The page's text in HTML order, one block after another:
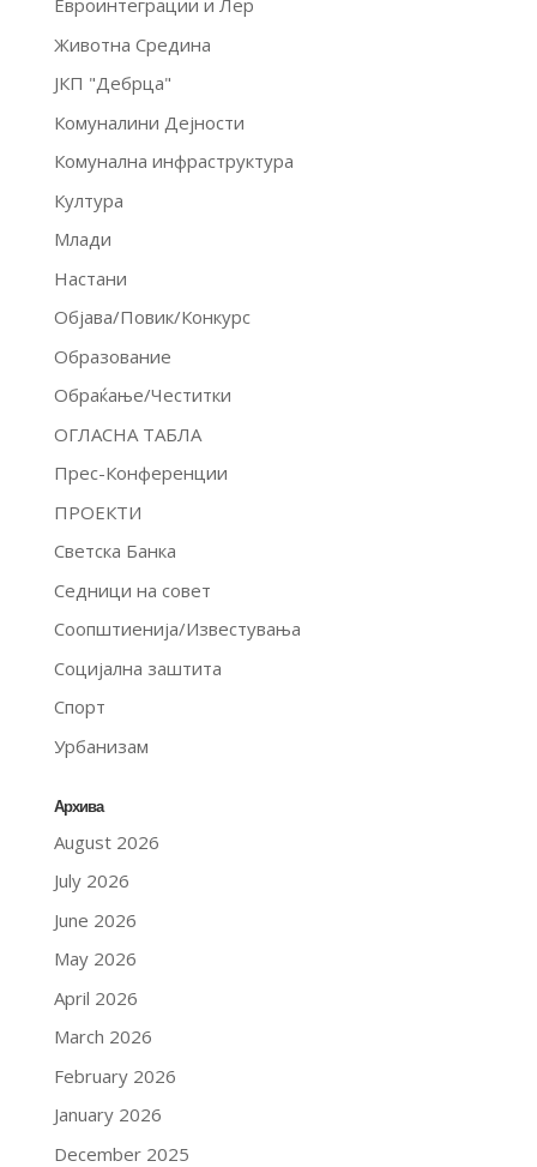
Евроинтеграции и Лер
Животна Средина
ЈКП "Дебрца"
Комуналини Дејности
Комунална инфраструктура
Култура
Млади
Настани
Објава/Повик/Конкурс
Образование
Обраќање/Честитки
ОГЛАСНА ТАБЛА
Прес-Конференции
ПРОЕКТИ
Светска Банка
Седници на совет
Соопштиенија/Известувања
Социјална заштита
Спорт
Урбанизам
Архива
August 2026
July 2026
June 2026
May 2026
April 2026
March 2026
February 2026
January 2026
December 2025